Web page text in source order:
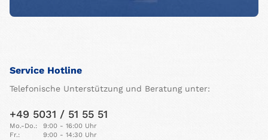
Service Hotline
Telefonische Unterstützung und Beratung unter:
+49 5031 / 51 55 51
Mo.-Do.:
9:00 - 16:00 Uhr
Fr.:
9:00 - 14:30 Uhr